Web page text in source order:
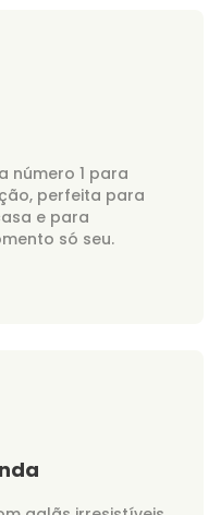
número 1 para
perfeita para
e para
só seu.